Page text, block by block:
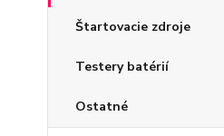
Štartovacie zdroje
Testery batérií
Ostatné